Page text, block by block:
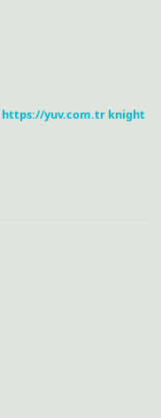
https://yuv.com.tr knight